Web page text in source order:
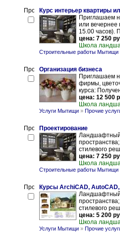
Курс интерьер квартиры
Приглашаем
или вечернее
15.00 часов).
цена: 7 250
Школа
Строительные работы Мытищи
Организация бизнеса
Приглашаем
фирмы,
курса:
цена: 12 500
Школа
Услуги Мытищи » Прочие
Проектирование
Ландшафтный
стилевого
цена: 7 250
Школа
Строительные работы Мытищи
Курсы ArchiCAD,
Ландшафтный
стилевого
цена: 5 200
Школа
Услуги Мытищи » Прочие